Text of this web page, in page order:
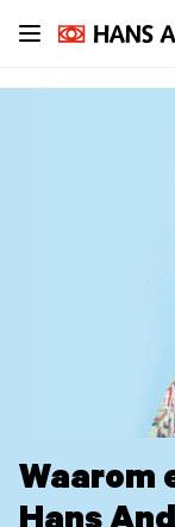
Ga
Waarom